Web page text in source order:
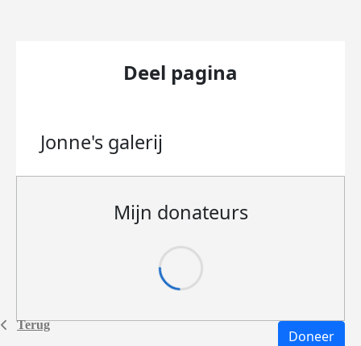
Terug
Deel pagina
Jonne's galerij
Mijn donateurs
Doneer